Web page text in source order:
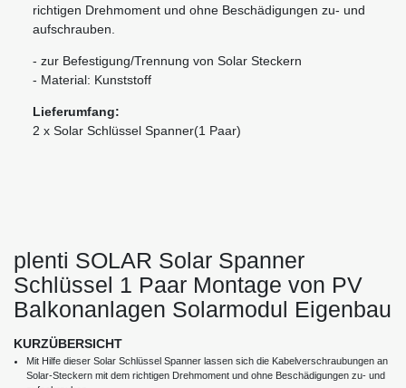
richtigen Drehmoment und ohne Beschädigungen zu- und
aufschrauben.
- zur Befestigung/Trennung von Solar Steckern
- Material: Kunststoff
Lieferumfang:
2 x Solar Schlüssel Spanner(1 Paar)
plenti SOLAR Solar Spanner
Schlüssel 1 Paar Montage von PV
Balkonanlagen Solarmodul Eigenbau
KURZÜBERSICHT
Mit Hilfe dieser Solar Schlüssel Spanner lassen sich die Kabelverschraubungen an
Solar-Steckern mit dem richtigen Drehmoment und ohne Beschädigungen zu- und